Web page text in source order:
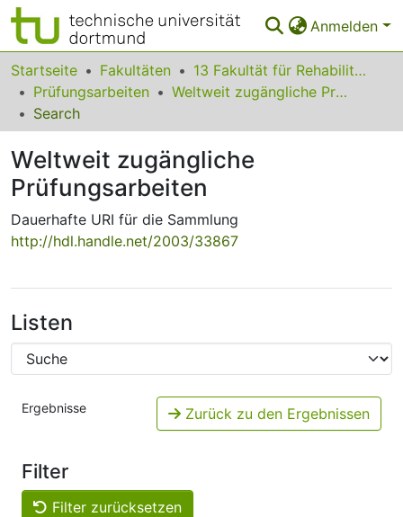
Anmelden
Bereiche & Sammlungen
Das gesamte Repositorium
FAQ
Leitlinien
Zurück zur Startseite
Startseite Fakultäten
13 Fakultät für Rehabilitationswissenschaften
Prüfungsarbeiten
Weltweit zugängliche Prüfungsarbeiten
Search
Weltweit zugängliche
Prüfungsarbeiten
Dauerhafte URI für die Sammlung
http://hdl.handle.net/2003/33867
Listen
Ergebnisse Zurück zu den Ergebnissen
Filter
Filter zurücksetzen